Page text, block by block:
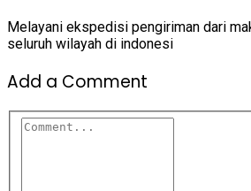
Melayani ekspedisi pengiriman dari
seluruh wilayah di indonesi
Add a Comment